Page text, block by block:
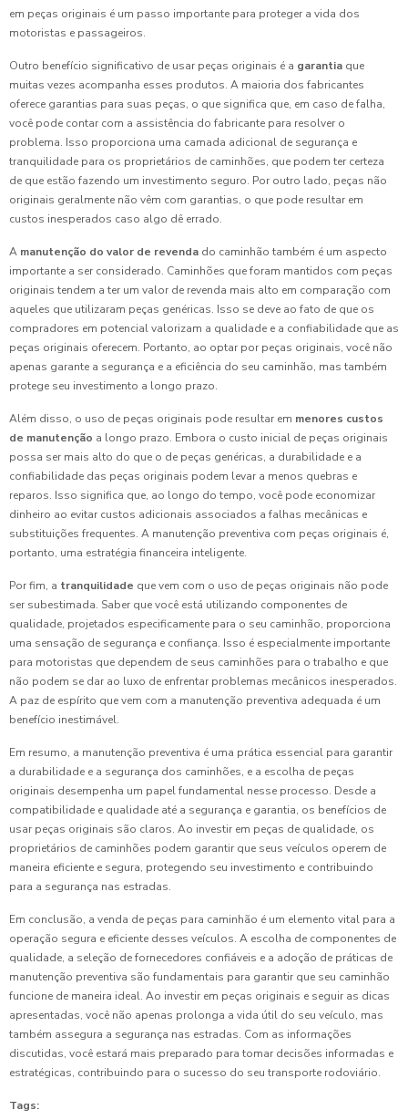
em peças originais é um passo importante para proteger a vida dos
motoristas e passageiros.
Outro benefício significativo de usar peças originais é a garantia que
muitas vezes acompanha esses produtos. A maioria dos fabricantes
oferece garantias para suas peças, o que significa que, em caso de falha,
você pode contar com a assistência do fabricante para resolver o
problema. Isso proporciona uma camada adicional de segurança e
tranquilidade para os proprietários de caminhões, que podem ter certeza
de que estão fazendo um investimento seguro. Por outro lado, peças não
originais geralmente não vêm com garantias, o que pode resultar em
custos inesperados caso algo dê errado.
A manutenção do valor de revenda do caminhão também é um aspecto
importante a ser considerado. Caminhões que foram mantidos com peças
originais tendem a ter um valor de revenda mais alto em comparação com
aqueles que utilizaram peças genéricas. Isso se deve ao fato de que os
compradores em potencial valorizam a qualidade e a confiabilidade que as
peças originais oferecem. Portanto, ao optar por peças originais, você não
apenas garante a segurança e a eficiência do seu caminhão, mas também
protege seu investimento a longo prazo.
Além disso, o uso de peças originais pode resultar em menores custos
de manutenção a longo prazo. Embora o custo inicial de peças originais
possa ser mais alto do que o de peças genéricas, a durabilidade e a
confiabilidade das peças originais podem levar a menos quebras e
reparos. Isso significa que, ao longo do tempo, você pode economizar
dinheiro ao evitar custos adicionais associados a falhas mecânicas e
substituições frequentes. A manutenção preventiva com peças originais é,
portanto, uma estratégia financeira inteligente.
Por fim, a tranquilidade que vem com o uso de peças originais não pode
ser subestimada. Saber que você está utilizando componentes de
qualidade, projetados especificamente para o seu caminhão, proporciona
uma sensação de segurança e confiança. Isso é especialmente importante
para motoristas que dependem de seus caminhões para o trabalho e que
não podem se dar ao luxo de enfrentar problemas mecânicos inesperados.
A paz de espírito que vem com a manutenção preventiva adequada é um
benefício inestimável.
Em resumo, a manutenção preventiva é uma prática essencial para garantir
a durabilidade e a segurança dos caminhões, e a escolha de peças
originais desempenha um papel fundamental nesse processo. Desde a
compatibilidade e qualidade até a segurança e garantia, os benefícios de
usar peças originais são claros. Ao investir em peças de qualidade, os
proprietários de caminhões podem garantir que seus veículos operem de
maneira eficiente e segura, protegendo seu investimento e contribuindo
para a segurança nas estradas.
Em conclusão, a venda de peças para caminhão é um elemento vital para a
operação segura e eficiente desses veículos. A escolha de componentes de
qualidade, a seleção de fornecedores confiáveis e a adoção de práticas de
manutenção preventiva são fundamentais para garantir que seu caminhão
funcione de maneira ideal. Ao investir em peças originais e seguir as dicas
apresentadas, você não apenas prolonga a vida útil do seu veículo, mas
também assegura a segurança nas estradas. Com as informações
discutidas, você estará mais preparado para tomar decisões informadas e
estratégicas, contribuindo para o sucesso do seu transporte rodoviário.
Tags: